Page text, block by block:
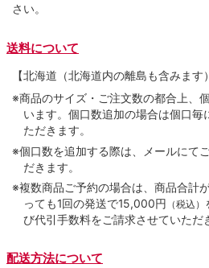
さい。
送料について
【北海道（北海道内の離島も含みま
※商品のサイズ・ご注文数の都合上、
います。個口数追加の場合は個口
ただきます。
※個口数を追加する際は、メールにて
だきます。
※複数商品ご予約の場合は、商品合計
っても1回の発送で15,000円 （税込）
び代引手数料をご請求させていただ
配送方法について